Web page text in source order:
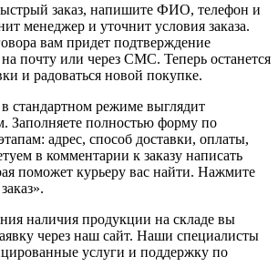
заказ, напишите ФИО, телефон и
менеджер и уточнит условия заказа.
вам придет подтверждение
почту или через СМС. Теперь останется
и радоваться новой покупке.
стандартном режиме выглядит
Заполняете полностью форму по
адрес, способ доставки, оплаты,
в комментарии к заказу написать
поможет курьеру вас найти. Нажмите
наличия продукции на складе вы
через наш сайт. Наши специалисты
услуги и поддержку по